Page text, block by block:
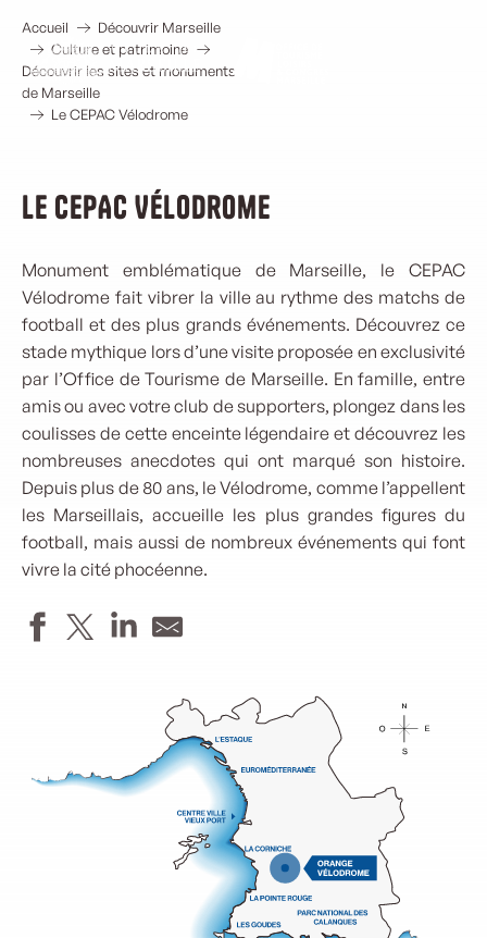
contenu
principalmythique marseillais
Accueil
Découvrir Marseille
Culture et patrimoine
Découvrir les sites et monuments
de Marseille
Le CEPAC Vélodrome
Le CEPAC Vélodrome
Monument emblématique de Marseille, le CEPAC
Vélodrome fait vibrer la ville au rythme des matchs de
football et des plus grands événements. Découvrez ce
stade mythique lors d’une visite proposée en exclusivité
par l’Office de Tourisme de Marseille. En famille, entre
amis ou avec votre club de supporters, plongez dans les
coulisses de cette enceinte légendaire et découvrez les
nombreuses anecdotes qui ont marqué son histoire.
Depuis plus de 80 ans, le Vélodrome, comme l’appellent
les Marseillais, accueille les plus grandes figures du
football, mais aussi de nombreux événements qui font
vivre la cité phocéenne.